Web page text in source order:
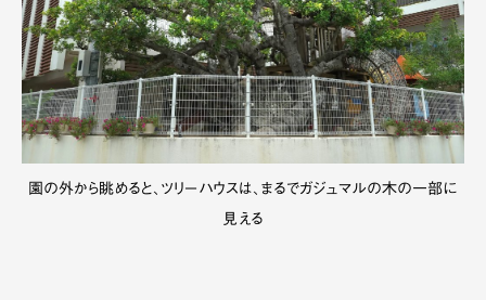
園の外から眺めると、ツリーハウスは、まるでガジュマルの木の一部に
見える